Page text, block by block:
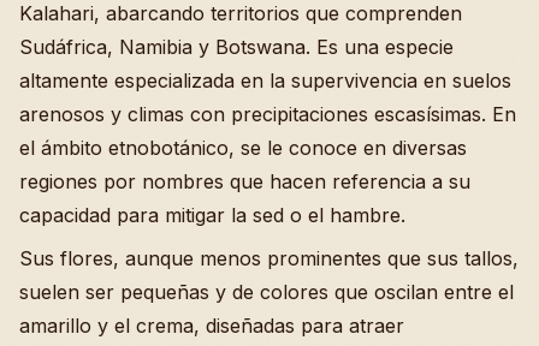
Kalahari, abarcando territorios que comprenden
Sudáfrica, Namibia y Botswana. Es una especie
altamente especializada en la supervivencia en suelos
arenosos y climas con precipitaciones escasísimas. En
el ámbito etnobotánico, se le conoce en diversas
regiones por nombres que hacen referencia a su
capacidad para mitigar la sed o el hambre.
Sus flores, aunque menos prominentes que sus tallos,
suelen ser pequeñas y de colores que oscilan entre el
amarillo y el crema, diseñadas para atraer